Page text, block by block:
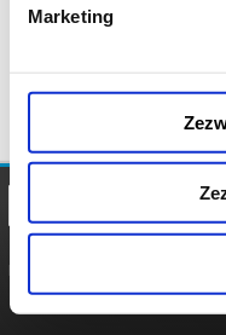
Marketing